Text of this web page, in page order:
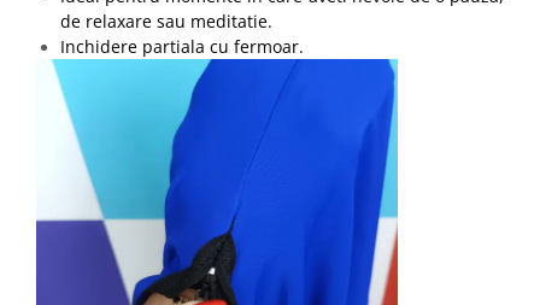
de relaxare sau meditatie.
Inchidere partiala cu fermoar.